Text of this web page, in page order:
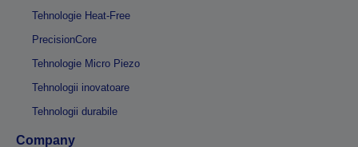
Tehnologie Heat-Free
PrecisionCore
Tehnologie Micro Piezo
Tehnologii inovatoare
Tehnologii durabile
Company